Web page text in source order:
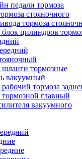
педали тормоза
стояночного
тормоза
цилиндров
тормозные
вакуумный
тормоза
главный
вакуумного